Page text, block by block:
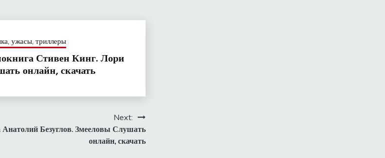
ужасы, триллеры
Стивен Кинг. Лори
онлайн, скачать
Next:
Анатолий Безуглов. Змееловы Слушать
онлайн, скачать